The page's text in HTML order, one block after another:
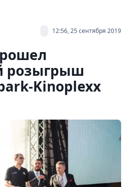
12:56, 25 сентября 2019
розыгрыш
Kinoplexx